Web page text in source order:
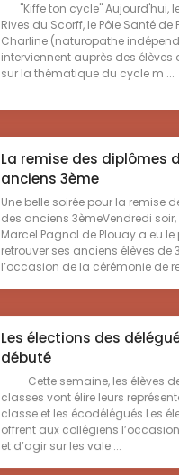
"Kiffe ton cycle" Aujourd'hui,
Rives du Scorff, le Pôle Santé de
Charline (naturopathe
interviennent auprès des élèves
sur la thématique du cycle m ...
La remise des diplômes
anciens 3ème
Une belle soirée pour la remise
des anciens 3èmeVendredi
Marcel Pagnol de Plouay a eu
retrouver ses anciens élèves de
l’occasion de la cérémonie de
Les élections des
débuté
Cette semaine, les élèves
classes vont élire leurs
classe et les écodélégués.Les
offrent aux collégiens
et d’agir sur les vale ...